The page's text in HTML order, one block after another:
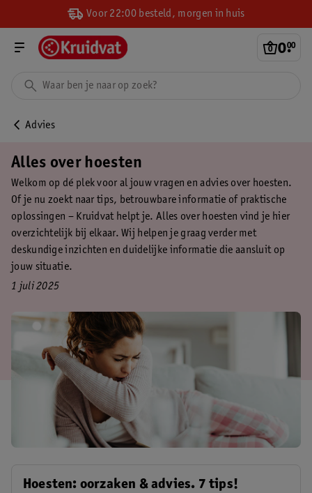
Voor 22:00 besteld, morgen in huis
0.
00
Advies
Alles over hoesten
Welkom op dé plek voor al jouw vragen en advies over hoesten.
Of je nu zoekt naar tips, betrouwbare informatie of praktische
oplossingen – Kruidvat helpt je. Alles over hoesten vind je hier
overzichtelijk bij elkaar. Wij helpen je graag verder met
deskundige inzichten en duidelijke informatie die aansluit op
jouw situatie.
1 juli 2025
Hoesten: oorzaken & advies. 7 tips!